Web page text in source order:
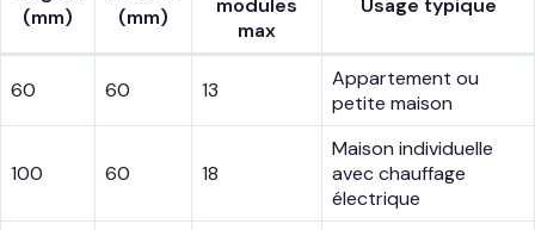
(mm)
(mm)
modules
max
Usage typique
60 60 13
Appartement ou
petite maison
100 60 18
Maison individuelle
avec chauffage
électrique